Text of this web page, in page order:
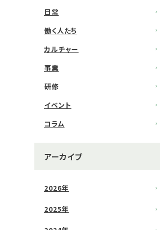
日常
働く人たち
カルチャー
事業
研修
イベント
コラム
アーカイブ
2026年
2025年